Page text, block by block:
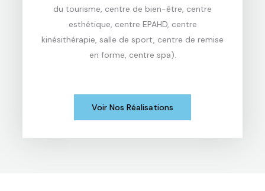
du tourisme, centre de bien-être, centre
esthétique, centre EPAHD, centre
kinésithérapie, salle de sport, centre de remise
en forme, centre spa).
Voir Nos Réalisations